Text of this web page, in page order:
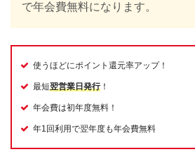
で年会費無料になります。
使うほどにポイント還元率アップ！
最短翌営業日発行！
年会費は初年度無料！
年1回利用で翌年度も年会費無料